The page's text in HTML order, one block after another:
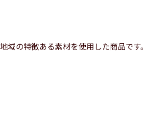
域の特徴ある素材を使用した商品です。